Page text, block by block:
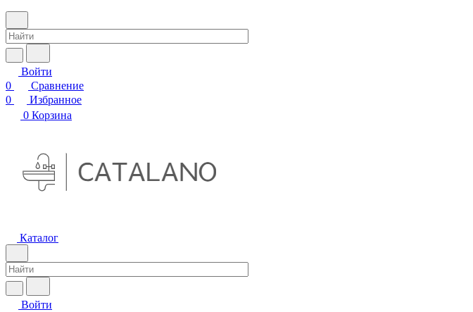
Войти
0
Сравнение
0
Избранное
0 Корзина
Каталог
Войти